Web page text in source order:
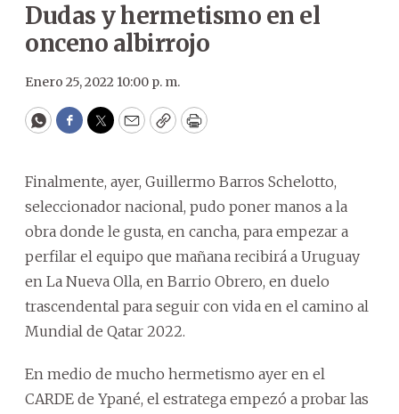
Dudas y hermetismo en el
onceno albirrojo
Enero 25, 2022 10:00 p. m.
WhatsApp
Facebook
Twitter
EmailCopyPrint
Finalmente, ayer, Guillermo Barros Schelotto,
seleccionador nacional, pudo poner manos a la
obra donde le gusta, en cancha, para empezar a
perfilar el equipo que mañana recibirá a Uruguay
en La Nueva Olla, en Barrio Obrero, en duelo
trascendental para seguir con vida en el camino al
Mundial de Qatar 2022.
En medio de mucho hermetismo ayer en el
CARDE de Ypané, el estratega empezó a probar las